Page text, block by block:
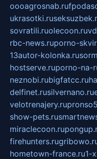
oooagrosnab.ru
ukrasotki.ru
sovratili.ruolecoon.ru
rbc-news.ruporno-
13autor-kolonka.ru
hostserve.ruporno-na-
neznobi.rubigfatcc.ru
delfinet.rusilvernano.ru
velotrenajery.ru
show-pets.ru
miraclecoon.ru
firehunters.ru
hometown-france.ru1-